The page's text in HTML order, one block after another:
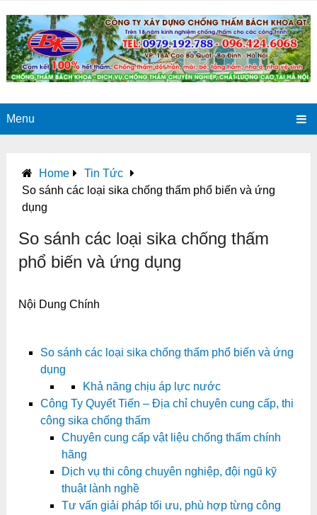
Menu
Home
Tin Tức
So sánh các loại sika chống thấm phổ biến và ứng
dụng
So sánh các loại sika chống thấm
phổ biến và ứng dụng
Nội Dung Chính
So sánh các loại sika chống thấm phổ biến và ứng
dụng
Khả năng chịu áp lực nước
Công Ty Quyết Tiến – Địa chỉ chuyên cung cấp, thi
công sika chống thấm
Chuyên cung cấp vật liệu chống thấm chính
hãng
Dịch vụ thi công chuyên nghiệp, đội ngũ kỹ
thuật lành nghề
Tư vấn giải pháp tối ưu, phù hợp từng công